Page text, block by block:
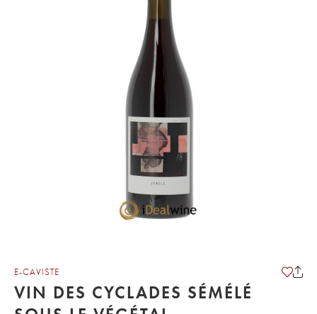
E-CAVISTE
VIN DES CYCLADES SÉMÉLÉ